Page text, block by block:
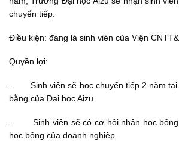
chuyển tiếp.
Điều kiện: đang là sinh viên của Viện
Quyền lợi:
– Sinh viên sẽ học chuyển tiếp 2 năm tại
bằng của Đại học Aizu.
– Sinh viên sẽ có cơ hội nhận học bổng
học bổng của doanh nghiệp.